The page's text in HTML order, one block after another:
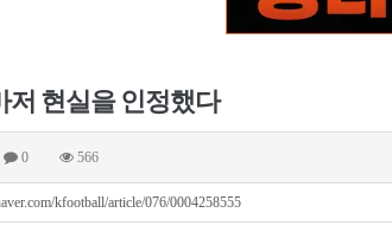
저 현실을 인정했다
0 566
kfootball/article/076/0004258555